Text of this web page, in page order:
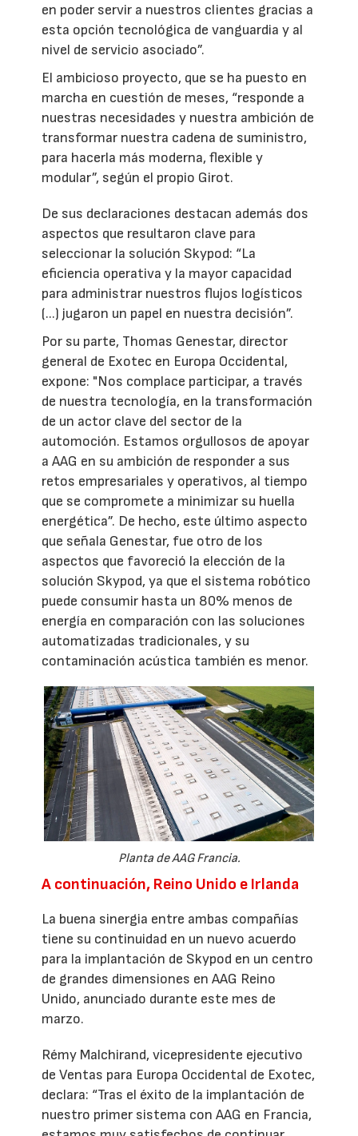
en poder servir a nuestros clientes gracias a
esta opción tecnológica de vanguardia y al
nivel de servicio asociado”.
El ambicioso proyecto, que se ha puesto en
marcha en cuestión de meses, “responde a
nuestras necesidades y nuestra ambición de
transformar nuestra cadena de suministro,
para hacerla más moderna, flexible y
modular”, según el propio Girot.
De sus declaraciones destacan además dos
aspectos que resultaron clave para
seleccionar la solución Skypod: “La
eficiencia operativa y la mayor capacidad
para administrar nuestros flujos logísticos
(...) jugaron un papel en nuestra decisión”.
Por su parte, Thomas Genestar, director
general de Exotec en Europa Occidental,
expone: "Nos complace participar, a través
de nuestra tecnología, en la transformación
de un actor clave del sector de la
automoción. Estamos orgullosos de apoyar
a AAG en su ambición de responder a sus
retos empresariales y operativos, al tiempo
que se compromete a minimizar su huella
energética”. De hecho, este último aspecto
que señala Genestar, fue otro de los
aspectos que favoreció la elección de la
solución Skypod, ya que el sistema robótico
puede consumir hasta un 80% menos de
energía en comparación con las soluciones
automatizadas tradicionales, y su
contaminación acústica también es menor.
Planta de AAG Francia.
A continuación, Reino Unido e Irlanda
La buena sinergia entre ambas compañías
tiene su continuidad en un nuevo acuerdo
para la implantación de Skypod en un centro
de grandes dimensiones en AAG Reino
Unido, anunciado durante este mes de
marzo.
Rémy Malchirand, vicepresidente ejecutivo
de Ventas para Europa Occidental de Exotec,
declara: “Tras el éxito de la implantación de
nuestro primer sistema con AAG en Francia,